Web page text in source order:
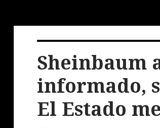
Sheinbaum
informado,
El Estado